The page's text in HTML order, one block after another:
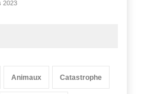
2023
Animaux Catastrophe